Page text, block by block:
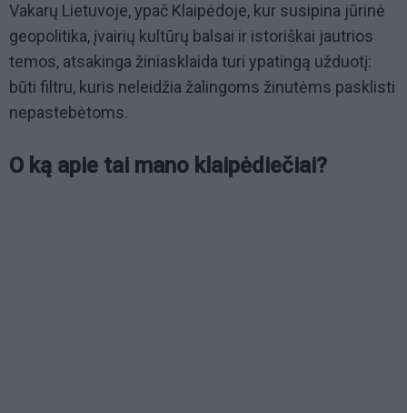
Vakarų Lietuvoje, ypač Klaipėdoje, kur susipina jūrinė
geopolitika, įvairių kultūrų balsai ir istoriškai jautrios
temos, atsakinga žiniasklaida turi ypatingą užduotį:
būti filtru, kuris neleidžia žalingoms žinutėms pasklisti
nepastebėtoms.
O ką apie tai mano klaipėdiečiai?